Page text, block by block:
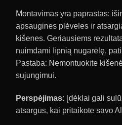
Montavimas yra paprastas:
apsaugines plėveles ir
kišenes. Geriausiems
nuimdami lipnią nugarėlę,
Pastaba: Nemontuokite
sujungimui.
Perspėjimas: Įdėklai gali
atsargūs, kai pritaikote savo